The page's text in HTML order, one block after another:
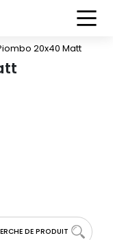
20x40 Matt
DE PRODUIT